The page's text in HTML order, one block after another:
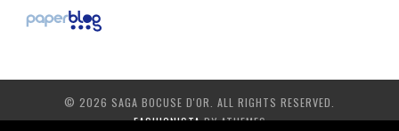
© 2026 SAGA BOCUSE D'OR. ALL RIGHTS RESERVED.
FASHIONISTABY ATHEMES